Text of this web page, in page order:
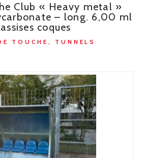
Club « Heavy metal »
– long. 6,00 ml
coques
TOUCHE, TUNNELS